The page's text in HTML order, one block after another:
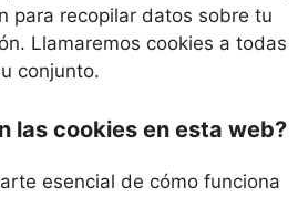
para recopilar datos sobre tu
Llamaremos cookies a todas
conjunto.
las cookies en esta web?
esencial de cómo funciona